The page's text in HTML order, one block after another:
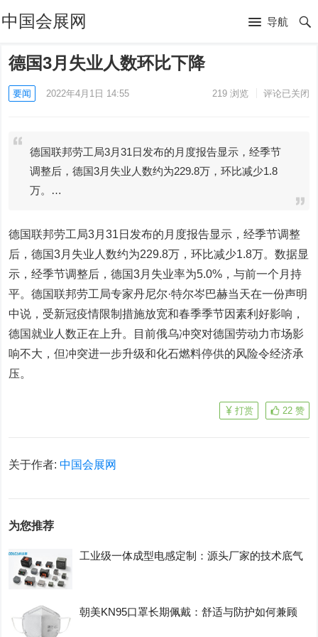
中国会展网 导航
德国3月失业人数环比下降
要闻 2022年4月1日 14:55 219浏览 评论已关闭
德国联邦劳工局3月31日发布的月度报告显示，经季节
调整后，德国3月失业人数约为229.8万，环比减少1.8
万。…
德国联邦劳工局3月31日发布的月度报告显示，经季节调整
后，德国3月失业人数约为229.8万，环比减少1.8万。数据显
示，经季节调整后，德国3月失业率为5.0%，与前一个月持
平。德国联邦劳工局专家丹尼尔·特尔岑巴赫当天在一份声明
中说，受新冠疫情限制措施放宽和春季季节因素利好影响，
德国就业人数正在上升。目前俄乌冲突对德国劳动力市场影
响不大，但冲突进一步升级和化石燃料停供的风险令经济承
压。
22 赞
打赏
关于作者:中国会展网
为您推荐
工业级一体成型电感定制：源头厂家的技术底气
朝美KN95口罩长期佩戴：舒适与防护如何兼顾